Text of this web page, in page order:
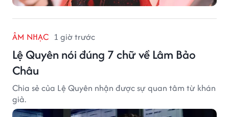
ÂM NHẠC 1 giờ trước
Lệ Quyên nói đúng 7 chữ về Lâm Bảo
Châu
Chia sẻ của Lệ Quyên nhận được sự quan tâm từ khán
giả.